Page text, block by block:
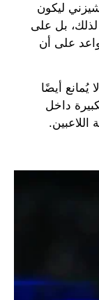
ليكون
لذلك، بل على
على أن
يُمانع أيضًا
داخل
اللاعبين.